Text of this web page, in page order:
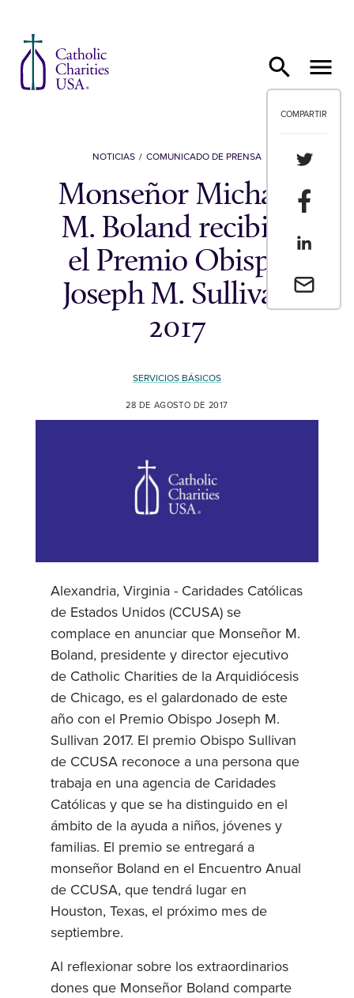
COMPARTIR
Envia un
NOTICIAS COMUNICADO DE PRENSA
Monseñor Michael
M. Boland recibirá
el Premio Obispo
Joseph M. Sullivan
2017
SERVICIOS BÁSICOS
28 DE AGOSTO DE 2017
Alexandria, Virginia - Caridades Católicas
de Estados Unidos (CCUSA) se
complace en anunciar que Monseñor M.
Boland, presidente y director ejecutivo
de Catholic Charities de la Arquidiócesis
de Chicago, es el galardonado de este
año con el Premio Obispo Joseph M.
Sullivan 2017. El premio Obispo Sullivan
de CCUSA reconoce a una persona que
trabaja en una agencia de Caridades
Católicas y que se ha distinguido en el
ámbito de la ayuda a niños, jóvenes y
familias. El premio se entregará a
monseñor Boland en el Encuentro Anual
de CCUSA, que tendrá lugar en
Houston, Texas, el próximo mes de
septiembre.
Al reflexionar sobre los extraordinarios
dones que Monseñor Boland comparte